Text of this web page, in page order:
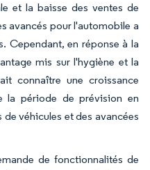
et la baisse des ventes de
avancés pour l'automobile a
Cependant, en réponse à la
mis sur l'hygiène et la
connaître une croissance
la période de prévision en
véhicules et des avancées
de fonctionnalités de